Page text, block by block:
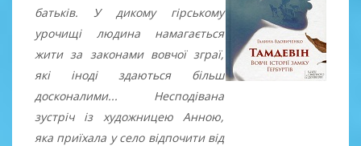
батьків. У дикому гірському
урочищі людина намагається
жити за законами вовчої зграї,
які іноді здаються більш
досконалими... Несподівана
зустріч із художницею Анною,
яка приїхала у село відпочити від